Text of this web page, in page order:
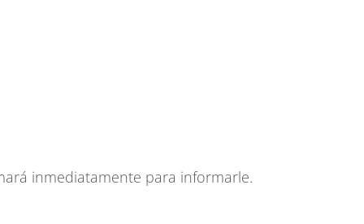
inmediatamente para informarle.